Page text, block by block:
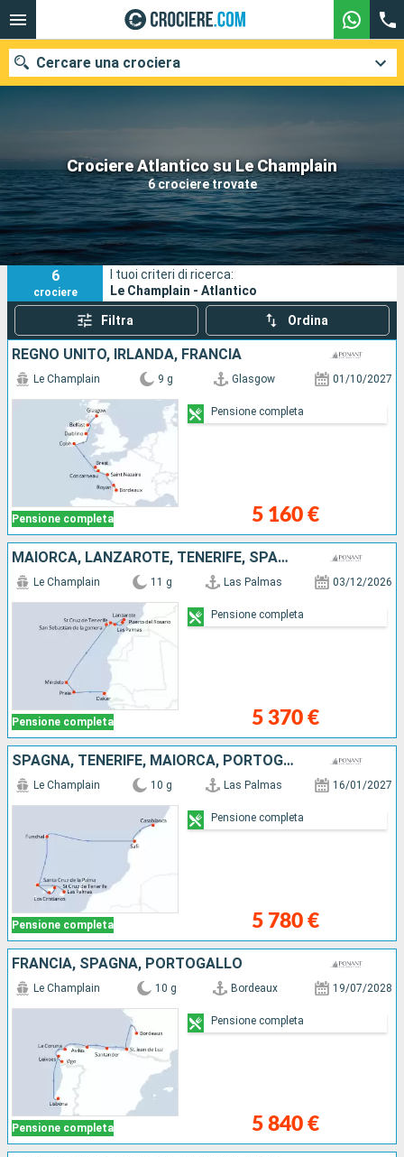
Crociere Atlantico su Le Champlain
6 crociere trovate
Cercare una crociera
Le nostre destinazioni
Mesi di partenza
Porti Compagnie
Ricerca
6
crociere
I tuoi criteri di ricerca:
Le Champlain - Atlantico
Filtra Ordina
REGNO UNITO, IRLANDA, FRANCIA
Pensione completa
Le Champlain 9 g Glasgow 01/10/2027
5 160 €
Pensione completa
MAIORCA, LANZAROTE, TENERIFE, SPAGNA, CAPO VERDE, SENEGAL
Pensione completa
Le Champlain 11 g Las Palmas 03/12/2026
5 370 €
Pensione completa
SPAGNA, TENERIFE, MAIORCA, PORTOGALLO, MAROCCO
Pensione completa
Le Champlain 10 g Las Palmas 16/01/2027
5 780 €
Pensione completa
FRANCIA, SPAGNA, PORTOGALLO
Pensione completa
Le Champlain 10 g Bordeaux 19/07/2028
5 840 €
Pensione completa